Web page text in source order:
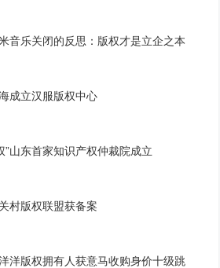
音乐关闭的反思：版权才是立企之本
成立汉服版权中心
”山东首家知识产权仲裁院成立
村版权联盟获备案
洋版权拥有人获意马收购身价十级跳